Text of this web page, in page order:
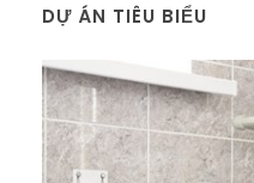
DỰ ÁN TIÊU BIỂU